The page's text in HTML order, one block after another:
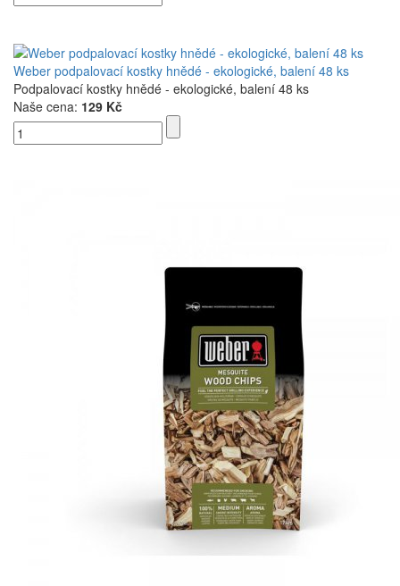
Weber podpalovací kostky hnědé - ekologické, balení 48 ks
Podpalovací kostky hnědé - ekologické, balení 48 ks
Naše cena: 129 Kč